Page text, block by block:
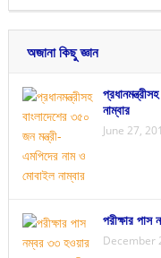
অজানা কিছু জ্ঞান
নাম্বার
June 27,
পরীক্ষার
December